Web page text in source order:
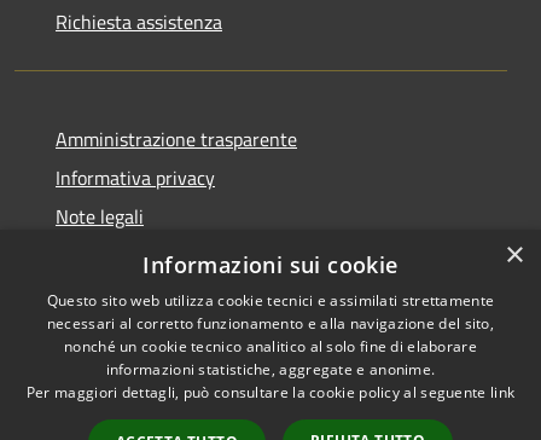
Richiesta assistenza
Amministrazione trasparente
Informativa privacy
Note legali
Dichiarazione di accessibilità
Accessibilità
Copyright © 2026 • Comune di
Bompietro • Powered by
×
Informazioni sui cookie
Questo sito web utilizza cookie tecnici e assimilati strettamente
necessari al corretto funzionamento e alla navigazione del sito,
nonché un cookie tecnico analitico al solo fine di elaborare
informazioni statistiche, aggregate e anonime.
Per maggiori dettagli, può consultare la cookie policy al seguente link